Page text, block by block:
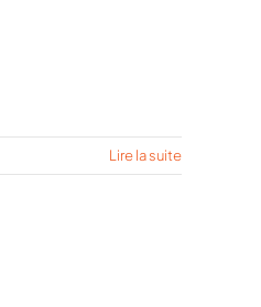
Lire la suite